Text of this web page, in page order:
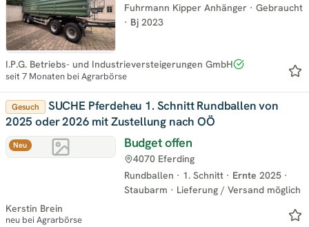
Fuhrmann Kipper Anhänger · Gebraucht
· Bj 2023
I.P.G. Betriebs- und Industrieversteigerungen GmbH
seit 7 Monaten bei Agrarbörse
Neu
Gesuch
SUCHE Pferdeheu 1. Schnitt Rundballen von
2025 oder 2026 mit Zustellung nach OÖ
Budget offen
Rundballen · 1. Schnitt · Ernte 2025 ·
Staubarm · Lieferung / Versand möglich
4070 Eferding
Kerstin Brein
neu bei Agrarbörse